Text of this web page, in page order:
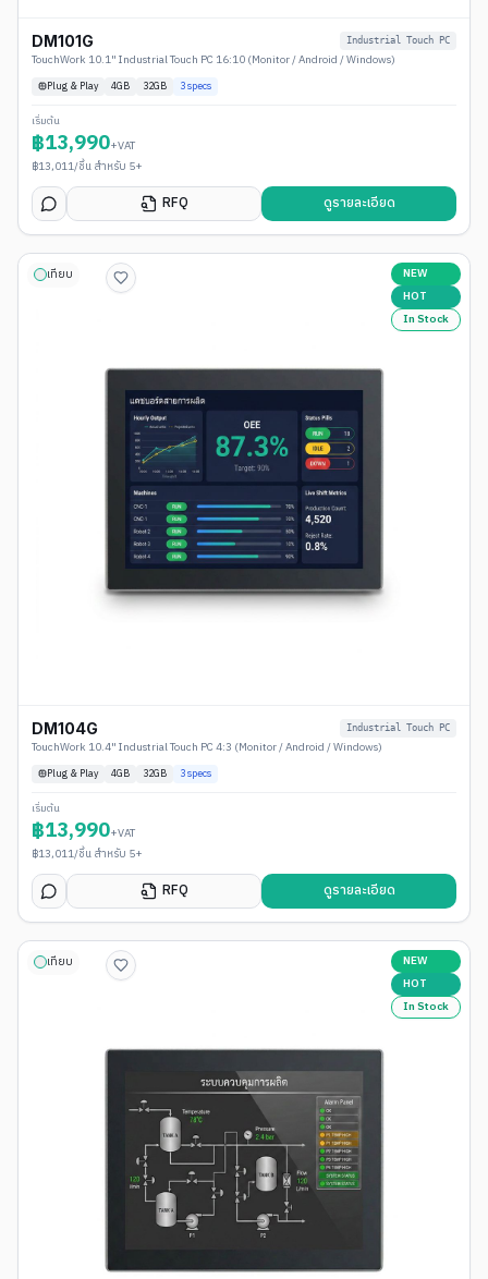
DM101G Industrial Touch PC
TouchWork 10.1" Industrial Touch PC 16:10 (Monitor / Android / Windows)
Plug & Play 4GB 32GB 3specs
เริ่มต้น
฿13,990+VAT
฿13,011/ชิ้น สำหรับ 5+
RFQ ดูรายละเอียด
เทียบ
NEW
HOT
In Stock
DM104G Industrial Touch PC
TouchWork 10.4" Industrial Touch PC 4:3 (Monitor / Android / Windows)
Plug & Play 4GB 32GB 3specs
เริ่มต้น
฿13,990+VAT
฿13,011/ชิ้น สำหรับ 5+
RFQ ดูรายละเอียด
เทียบ
NEW
HOT
In Stock